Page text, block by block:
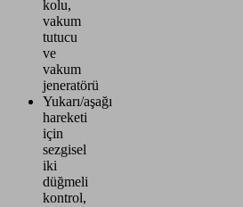
kolu,
vakum
tutucu
ve
vakum
jeneratörü
Yukarı/aşağı
hareketi
için
sezgisel
iki
düğmeli
kontrol,